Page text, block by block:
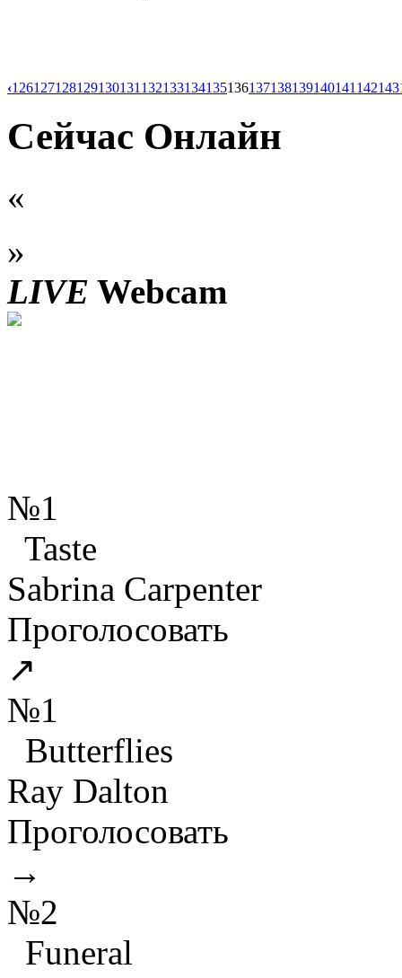
‹126127128129130131 132133134135136137138139140141 142143
Сейчас Онлайн
«
»
LIVE Webcam
№1
Taste
Sabrina Carpenter
Проголосовать
↗
№1
Butterflies
Ray Dalton
Проголосовать
→
№2
Funeral